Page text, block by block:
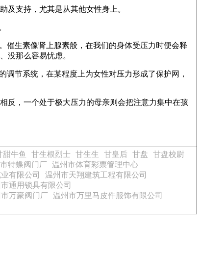
及支持，尤其是从其他女性身上。
催生素像肾上腺素般，在我们的身体受压力时便会释
没那么容易忧虑。
调节系统，在某程度上为女性对压力形成了保护网，
反，一个处于极大压力的母亲则会把注意力集中在孩
甜牛鱼 甘生根烈士 甘生生 甘皇后 甘盘
甘盘校尉
特蝶阀门厂 温州市体育彩票管理中心
有限公司
温州市天翔建筑工程有限公司
通用锁具有限公司
万豪阀门厂 温州市万里马皮件服饰有限公司